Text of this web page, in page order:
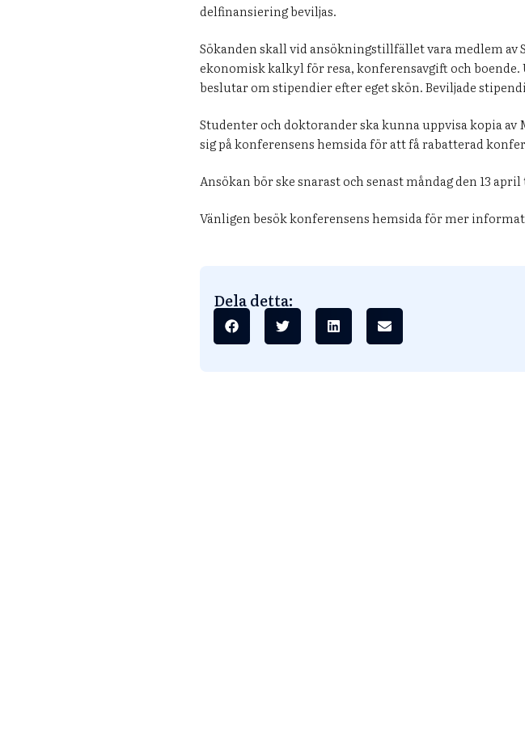
delfinansiering beviljas.
Sökanden skall vid ansökningstillfället vara medlem
ekonomisk kalkyl för resa, konferensavgift och
beslutar om stipendier efter eget skön. Beviljade
Studenter och doktorander ska kunna uppvisa kopia
sig på konferensens hemsida för att få rabatterad
Ansökan bör ske snarast och senast måndag den 13
Vänligen besök konferensens hemsida för mer
Dela detta: